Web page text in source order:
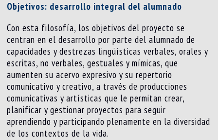
Objetivos: desarrollo integral del alumnado
Con esta filosofía, los objetivos del proyecto se
centran en el desarrollo por parte del alumnado de
capacidades y destrezas lingüísticas verbales, orales y
escritas, no verbales, gestuales y mímicas, que
aumenten su acervo expresivo y su repertorio
comunicativo y creativo, a través de producciones
comunicativas y artísticas que le permitan crear,
planificar y gestionar proyectos para seguir
aprendiendo y participando plenamente en la diversidad
de los contextos de la vida.